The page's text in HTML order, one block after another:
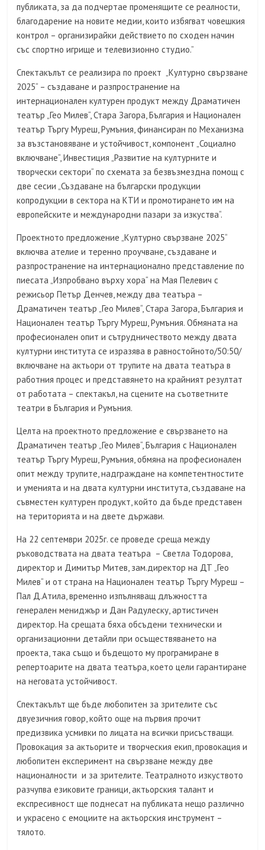
публиката, за да подчертае променящите се реалности,
благодарение на новите медии, които избягват човешкия
контрол – организирайки действието по сходен начин
със спортно игрище и телевизионно студио.”
Спектакълът се реализира по проект „Културно свързване
2025“ – създаване и разпространение на
интернационален културен продукт между Драматичен
театър „Гео Милев“, Стара Загора, България и Национален
театър Търгу Муреш, Румъния, финансиран по Механизма
за възстановяване и устойчивост, компонент „Социално
включване“, Инвестиция „Развитие на културните и
творчески сектори“ по схемата за безвъзмездна помощ с
две сесии „Създаване на български продукции
копродукции в сектора на КТИ и промотирането им на
европейските и международни пазари за изкуства“.
Проектното предложение „Културно свързване 2025“
включва ателие и теренно проучване, създаване и
разпространение на интернационално представление по
пиесата „Изпробвано върху хора“ на Мая Пелевич с
режисьор Петър Денчев, между два театъра –
Драматичен театър „Гео Милев“, Стара Загора, България и
Национален театър Търгу Муреш, Румъния. Обмяната на
професионален опит и сътрудничеството между двата
културни института се изразява в равностойното/50:50/
включване на актьори от трупите на двата театъра в
работния процес и представянето на крайният резултат
от работата – спектакъл, на сцените на съответните
театри в България и Румъния.
Целта на проектното предложение е свързването на
Драматичен театър „Гео Милев“, България с Национален
театър Търгу Муреш, Румъния, обмяна на професионален
опит между трупите, надграждане на компетентностите
и уменията и на двата културни института, създаване на
съвместен културен продукт, който да бъде представен
на територията и на двете държави.
На 22 септември 2025г. се проведе среща между
ръководствата на двата театъра – Светла Тодорова,
директор и Димитър Митев, зам.директор на ДТ „Гео
Милев“ и от страна на Национален театър Търгу Муреш –
Пал Д.Атила, временно изпълняващ длъжността
генерален мениджър и Дан Радулеску, артистичен
директор. На срещата бяха обсъдени технически и
организационни детайли при осъществяването на
проекта, така също и бъдещото му програмиране в
репертоарите на двата театъра, което цели гарантиране
на неговата устойчивост.
Спектакълът ще бъде любопитен за зрителите със
двуезичния говор, който още на първия прочит
предизвика усмивки по лицата на всички присъстващи.
Провокация за актьорите и творческия екип, провокация и
любопитен експеримент на свързване между две
националности и за зрителите. Театралното изкуството
разчупва езиковите граници, актьорския талант и
експресивност ще поднесат на публиката нещо различно
и украсено с емоциите на актьорския инструмент –
тялото.